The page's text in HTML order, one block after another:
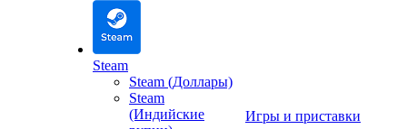
Steam
Steam (Доллары)
Steam
(Индийские
Игры и приставки